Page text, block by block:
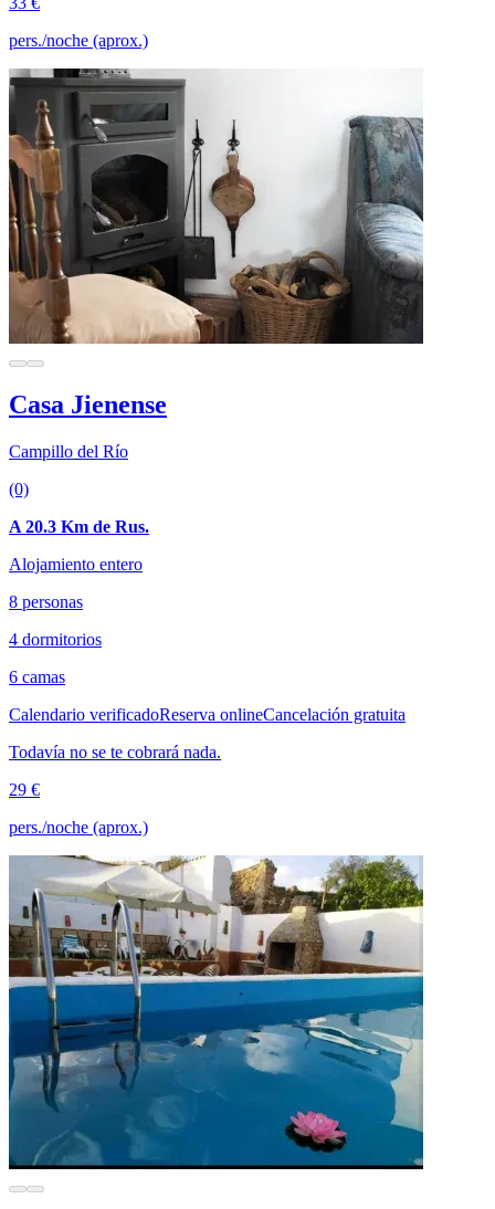
pers./noche (aprox.)
Casa Jienense
Campillo del Río
(0)
A 20.3 Km de Rus.
Alojamiento entero
8 personas
4 dormitorios
6 camas
Calendario verificadoReserva onlineCancelación gratuita
Todavía no se te cobrará nada.
29 €
pers./noche (aprox.)